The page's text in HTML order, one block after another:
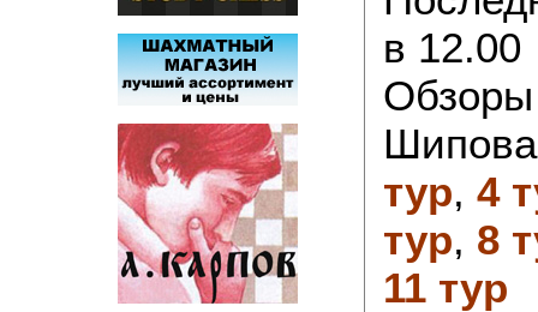
в 12.00
Обзоры
тур, 4
тур, 8
11 тур